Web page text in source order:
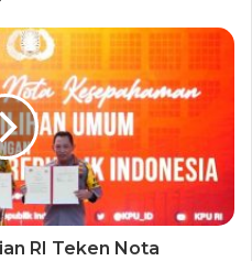
RI Teken Nota